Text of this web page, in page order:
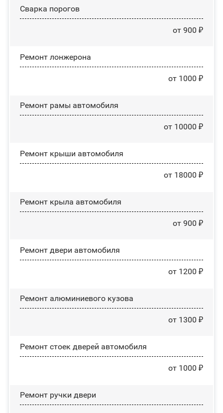
Сварка порогов
от 900 ₽
Ремонт лонжерона
от 1000 ₽
Ремонт рамы автомобиля
от 10000 ₽
Ремонт крыши автомобиля
от 18000 ₽
Ремонт крыла автомобиля
от 900 ₽
Ремонт двери автомобиля
от 1200 ₽
Ремонт алюминиевого кузова
от 1300 ₽
Ремонт стоек дверей автомобиля
от 1000 ₽
Ремонт ручки двери